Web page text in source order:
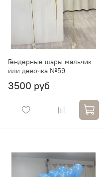
Гендерные шары мальчик
или девочка №59
3500 руб